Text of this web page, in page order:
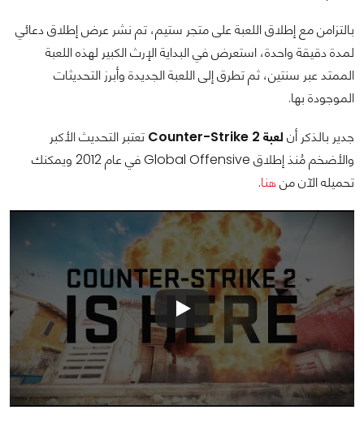
بالتزامن مع إطلاق اللعبة على متجر ستيم، تم نشر عرض إطلاق دعائي
لمدة دقيقة واحدة، استعرض في البداية الإرث الكبير لهذه اللعبة
الممتد عبر سنتين، ثم تطرق إلى اللعبة الجديدة وأبرز التحديثات
الموجودة بها.
جدير بالذكر أن لعبة Counter-Strike 2
تعتبر التحديث الأكبر
والأضخم مُنذ إطلاق Global Offensive في عام 2012 ويمكنك
تحميله الآن منهنا.